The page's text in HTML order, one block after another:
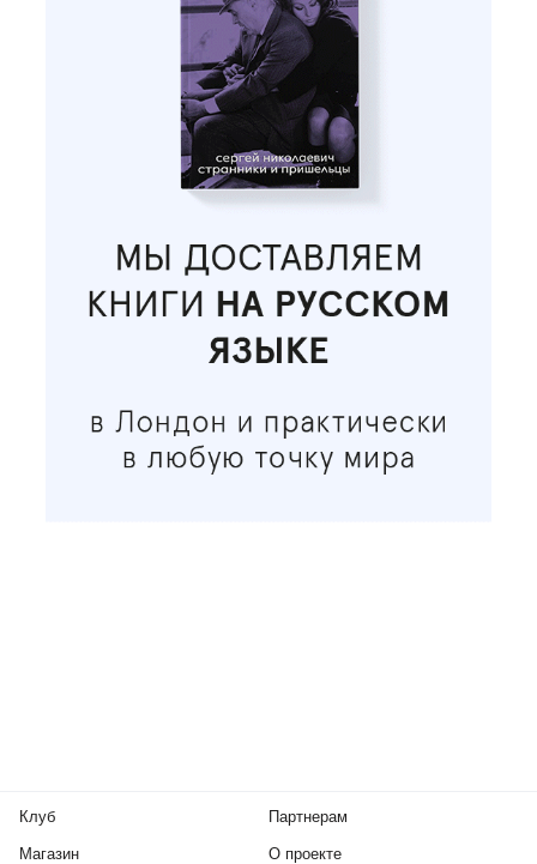
Клуб
Магазин
Партнерам
О проекте